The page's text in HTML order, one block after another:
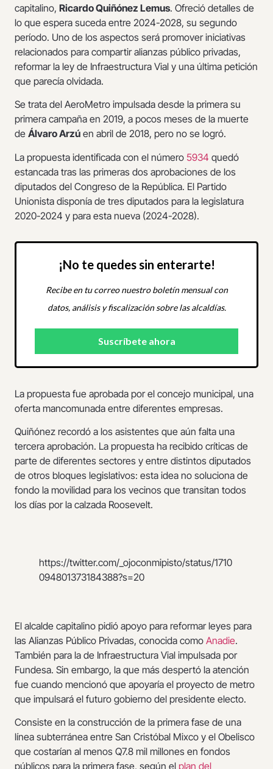
capitalino, Ricardo Quiñónez Lemus. Ofreció detalles de
lo que espera suceda entre 2024-2028, su segundo
período. Uno de los aspectos será promover iniciativas
relacionados para compartir alianzas público privadas,
reformar la ley de Infraestructura Vial y una última petición
que parecía olvidada.
Se trata del AeroMetro impulsada desde la primera su
primera campaña en 2019, a pocos meses de la muerte
de Álvaro Arzú en abril de 2018, pero no se logró.
La propuesta identificada con el número 5934 quedó
estancada tras las primeras dos aprobaciones de los
diputados del Congreso de la República. El Partido
Unionista disponía de tres diputados para la legislatura
2020-2024 y para esta nueva (2024-2028).
¡No te quedes sin enterarte!
Recibe en tu correo nuestro boletín mensual con
datos, análisis y fiscalización sobre las alcaldías.
La propuesta fue aprobada por el concejo municipal, una
oferta mancomunada entre diferentes empresas.
Quiñónez recordó a los asistentes que aún falta una
tercera aprobación. La propuesta ha recibido críticas de
parte de diferentes sectores y entre distintos diputados
de otros bloques legislativos: esta idea no soluciona de
fondo la movilidad para los vecinos que transitan todos
los días por la calzada Roosevelt.
https://twitter.com/_ojoconmipisto/status/1710
094801373184388?s=20
El alcalde capitalino pidió apoyo para reformar leyes para
las Alianzas Público Privadas, conocida como Anadie.
También para la de Infraestructura Vial impulsada por
Fundesa. Sin embargo, la que más despertó la atención
fue cuando mencionó que apoyaría el proyecto de metro
que impulsará el futuro gobierno del presidente electo.
Consiste en la construcción de la primera fase de una
línea subterránea entre San Cristóbal Mixco y el Obelisco
que costarían al menos Q7.8 mil millones en fondos
públicos para la primera fase, según el plan del